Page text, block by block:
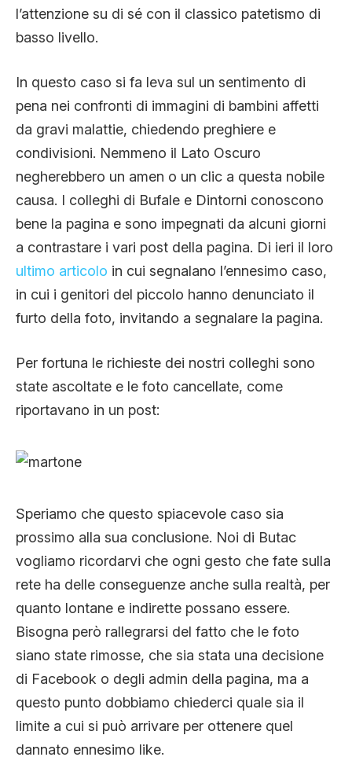
l’attenzione su di sé con il classico patetismo di
basso livello.
In questo caso si fa leva sul un sentimento di
pena nei confronti di immagini di bambini affetti
da gravi malattie, chiedendo preghiere e
condivisioni. Nemmeno il Lato Oscuro
negherebbero un amen o un clic a questa nobile
causa. I colleghi di Bufale e Dintorni conoscono
bene la pagina e sono impegnati da alcuni giorni
a contrastare i vari post della pagina. Di ieri il loro
ultimo articolo in cui segnalano l’ennesimo caso,
in cui i genitori del piccolo hanno denunciato il
furto della foto, invitando a segnalare la pagina.
Per fortuna le richieste dei nostri colleghi sono
state ascoltate e le foto cancellate, come
riportavano in un post:
Speriamo che questo spiacevole caso sia
prossimo alla sua conclusione. Noi di Butac
vogliamo ricordarvi che ogni gesto che fate sulla
rete ha delle conseguenze anche sulla realtà, per
quanto lontane e indirette possano essere.
Bisogna però rallegrarsi del fatto che le foto
siano state rimosse, che sia stata una decisione
di Facebook o degli admin della pagina, ma a
questo punto dobbiamo chiederci quale sia il
limite a cui si può arrivare per ottenere quel
dannato ennesimo like.